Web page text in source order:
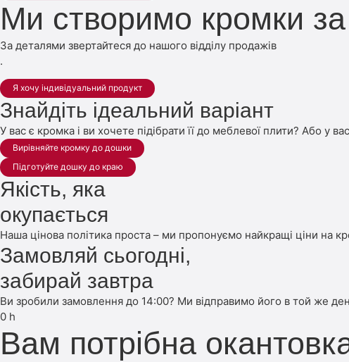
Ми створимо кромки
За деталями звертайтеся до нашого відділу продажів
.
Я хочу індивідуальний продукт
Знайдіть ідеальний варіант
У вас є кромка і ви хочете підібрати її до меблевої плити? Або у
Вирівняйте кромку до дошки
Підготуйте дошку до краю
Якість, яка
окупається
Наша цінова політика проста – ми пропонуємо найкращі ціни на
Замовляй сьогодні,
забирай завтра
Ви зробили замовлення до 14:00? Ми відправимо його в той же
0 h
Вам потрібна